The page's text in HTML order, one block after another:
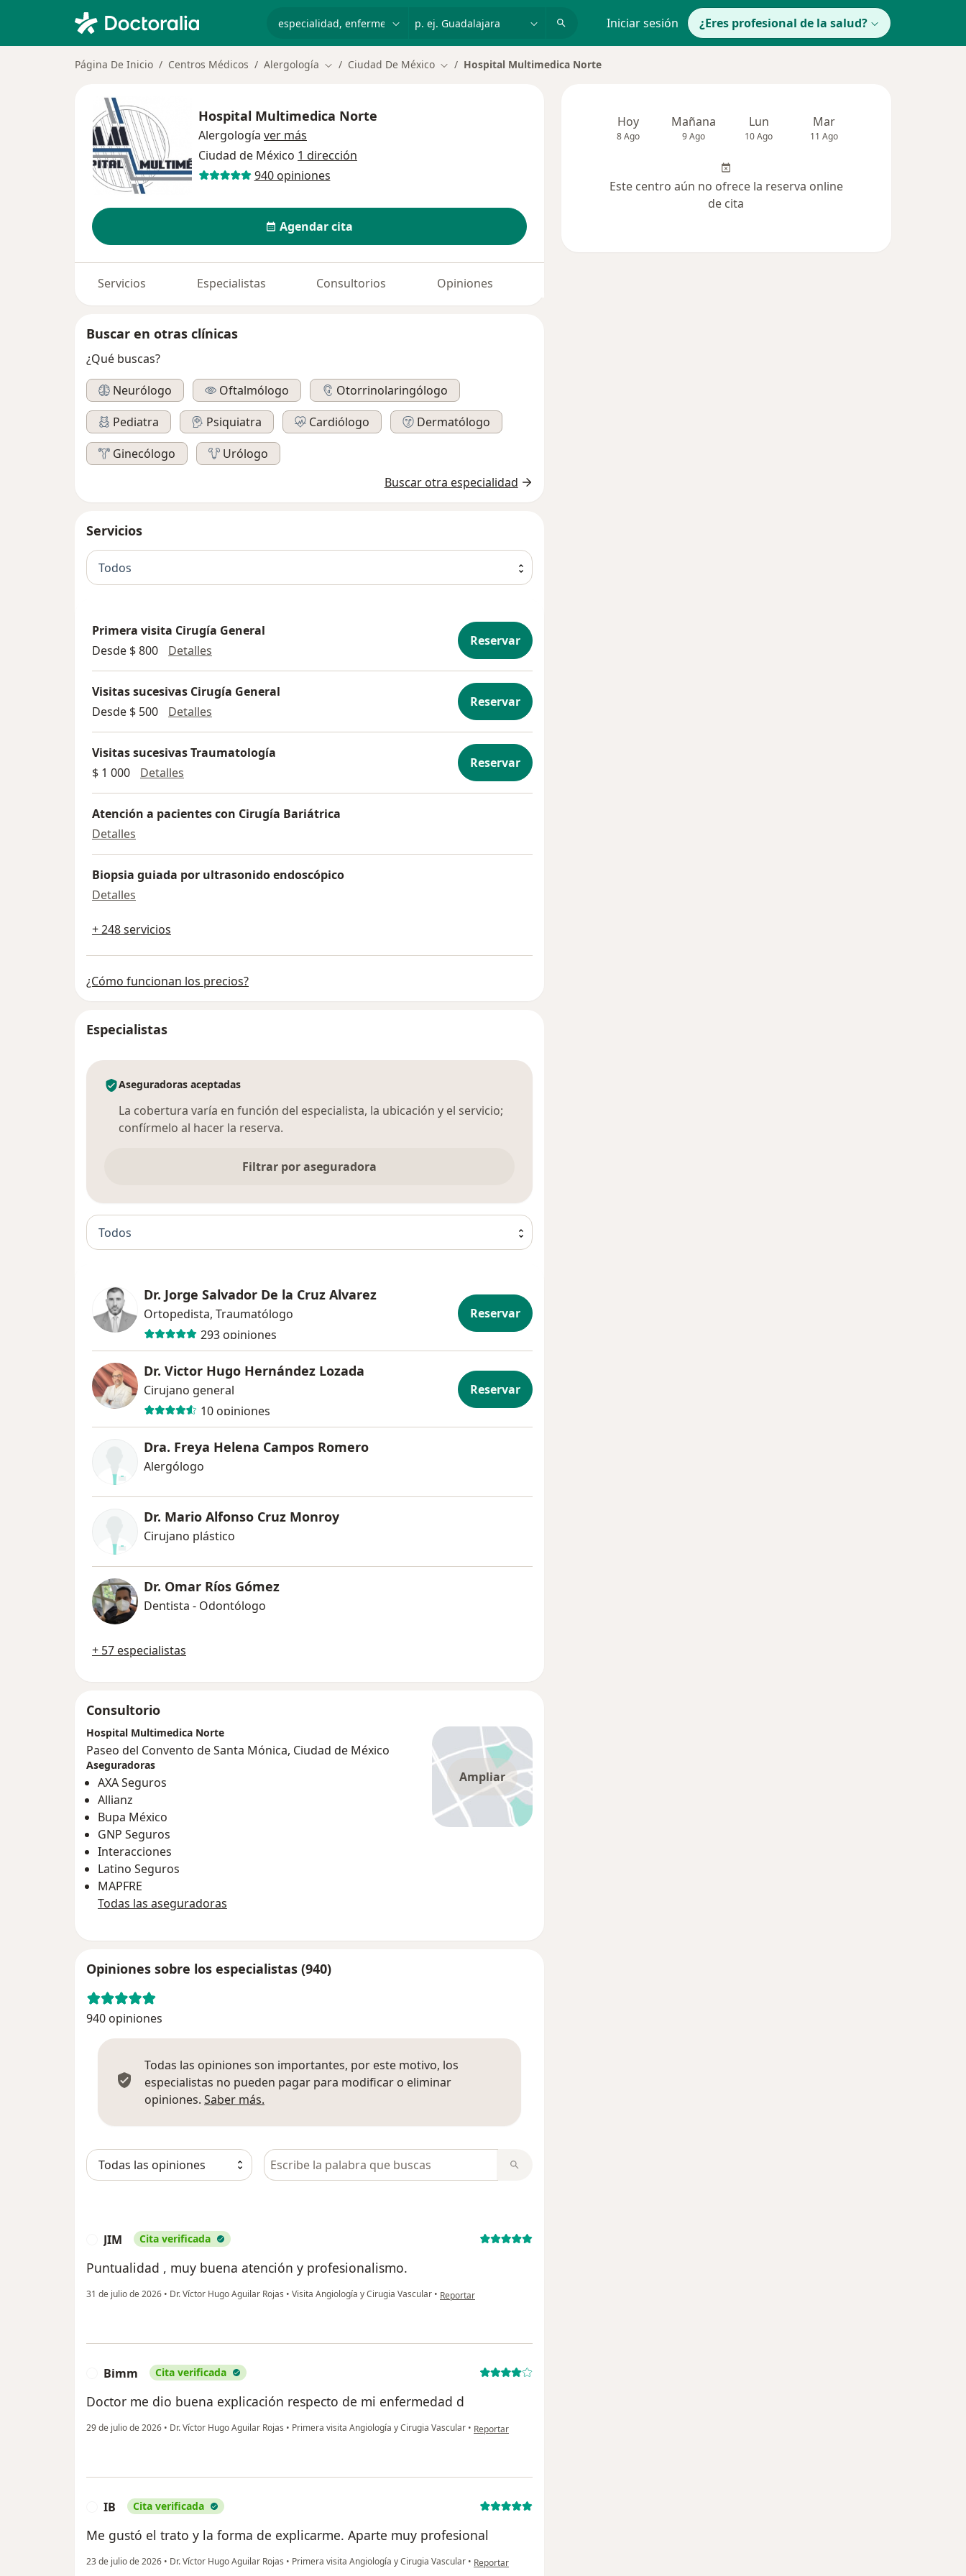
Iniciar sesión ¿Eres profesional de la salud?
Página De Inicio Centros Médicos Alergología Cambiar de ciudad
Ciudad De México Cambiar de ciudad
Hospital Multimedica Norte
Hospital Multimedica Norte
Alergología ver más
Ciudad de México 1 dirección
940 opiniones
Agendar cita
Servicios Especialistas Consultorios Opiniones
Buscar en otras clínicas
¿Qué buscas?
Neurólogo
Oftalmólogo
Otorrinolaringólogo
Pediatra
Psiquiatra Cardiólogo
Dermatólogo
Ginecólogo
Urólogo
Buscar otra especialidad
Servicios
Todos
Primera visita Cirugía General
Desde $ 800
Detalles
Reservar
Visitas sucesivas Cirugía General
Desde $ 500
Detalles
Reservar
Visitas sucesivas Traumatología
$ 1 000
Detalles
Reservar
Atención a pacientes con Cirugía Bariátrica
Detalles
Biopsia guiada por ultrasonido endoscópico
Detalles
+ 248 servicios
¿Cómo funcionan los precios?
Especialistas
Aseguradoras aceptadas
La cobertura varía en función del especialista, la ubicación y el servicio;
confírmelo al hacer la reserva.
Filtrar por aseguradora
Todos
Dr. Jorge Salvador De la Cruz Alvarez
Ortopedista, Traumatólogo
293 opiniones
Reservar
Dr. Victor Hugo Hernández Lozada
Cirujano general
10 opiniones
Reservar
Dra. Freya Helena Campos Romero
Alergólogo
Dr. Mario Alfonso Cruz Monroy
Cirujano plástico
Dr. Omar Ríos Gómez
Dentista - Odontólogo
+ 57 especialistas
Consultorio
Ampliar
Hospital Multimedica Norte
Paseo del Convento de Santa Mónica, Ciudad de México
Aseguradoras
AXA Seguros
Allianz
Bupa México
GNP Seguros
Interacciones
Latino Seguros
MAPFRE
Todas las aseguradoras
Opiniones sobre los especialistas (940)
940 opiniones
Todas las opiniones son importantes, por este motivo, los
especialistas no pueden pagar para modificar o eliminar
opiniones. Saber más.
Busca en opiniones
JIM Cita verificada
Puntualidad , muy buena atención y profesionalismo.
31 de julio de 2026 • Dr. Víctor Hugo Aguilar Rojas • Visita Angiología y Cirugia Vascular • en opinión del usuario JIM
Reportar
Bimm Cita verificada
Doctor me dio buena explicación respecto de mi enfermedad d
29 de julio de 2026 • Dr. Víctor Hugo Aguilar Rojas • Primera visita Angiología y Cirugia Vascular • en opinión del usuario Bimm
Reportar
IB Cita verificada
Me gustó el trato y la forma de explicarme. Aparte muy profesional
23 de julio de 2026 • Dr. Víctor Hugo Aguilar Rojas • Primera visita Angiología y Cirugia Vascular • en opinión del usuario IB
Reportar
Hoy
8 Ago
Mañana
9 Ago
Lun
10 Ago
Mar
11 Ago
Este centro aún no ofrece la reserva online
de cita